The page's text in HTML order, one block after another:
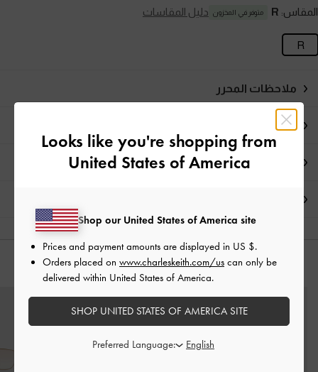
المقاس: R متوفر في المخزون دليل المقاسات
R
ملاحظات المحرر
تفاصيل المنتج
العروض الحصرية
قد يعجبك آيضاً
Looks like you're shopping from
United States of America
Shop our United States of America site
Prices and payment amounts are displayed in US $.
Orders placed on www.charleskeith.com/us can only be
delivered within United States of America.
SHOP UNITED STATES OF AMERICA SITE
Preferred Language: